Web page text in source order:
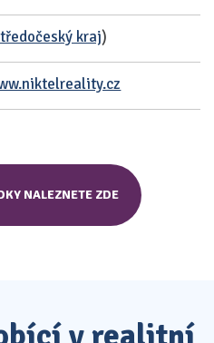
kraj)
NALEZNETE ZDE